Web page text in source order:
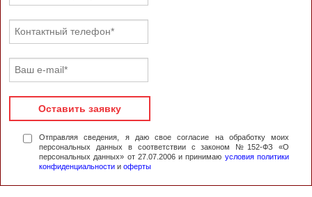
Оставить заявку
Отправляя сведения, я даю свое согласие на обработку моих
персональных данных в соответствии с законом №152-ФЗ «О
персональных данных» от 27.07.2006 и принимаю условия политики
конфиденциальности и оферты